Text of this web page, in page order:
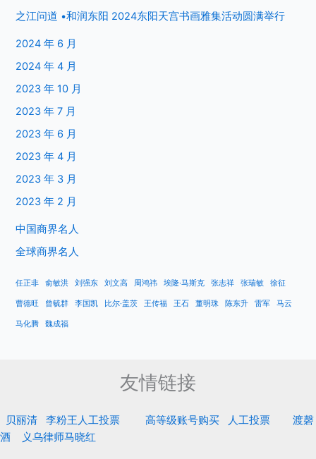
之江问道 •和润东阳 2024东阳天宫书画雅集活动圆满举行
2024 年 6 月
2024 年 4 月
2023 年 10 月
2023 年 7 月
2023 年 6 月
2023 年 4 月
2023 年 3 月
2023 年 2 月
中国商界名人
全球商界名人
任正非 俞敏洪 刘强东 刘文高 周鸿祎 埃隆·马斯克 张志祥 张瑞敏 徐征
曹德旺 曾毓群 李国凯 比尔·盖茨 王传福 王石 董明珠 陈东升 雷军 马云
马化腾 魏成福
友情链接
贝丽清 李粉王人工投票 高等级账号购买 人工投票
渡磬
酒
义乌律师马晓红